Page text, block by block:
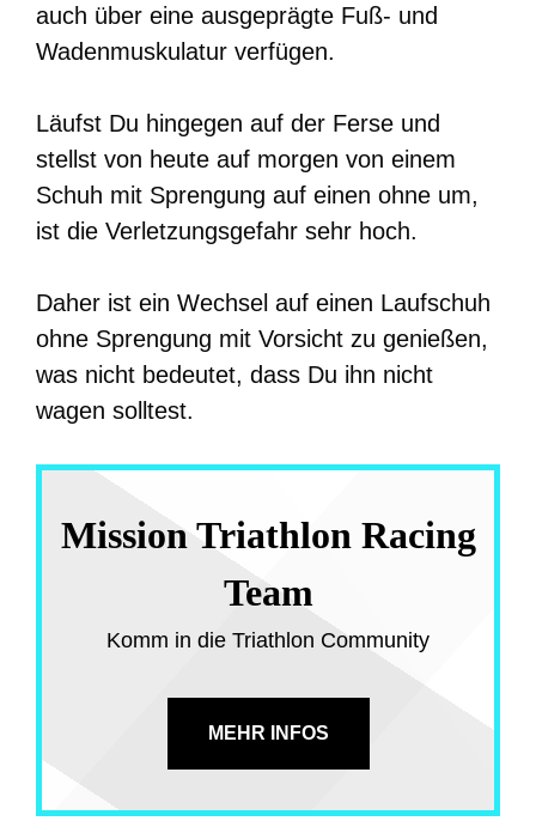
auch über eine ausgeprägte Fuß- und
Wadenmuskulatur verfügen.
Läufst Du hingegen auf der Ferse und
stellst von heute auf morgen von einem
Schuh mit Sprengung auf einen ohne um,
ist die Verletzungsgefahr sehr hoch.
Daher ist ein Wechsel auf einen Laufschuh
ohne Sprengung mit Vorsicht zu genießen,
was nicht bedeutet, dass Du ihn nicht
wagen solltest.
Mission Triathlon Racing
Team
Komm in die Triathlon Community
MEHR INFOS